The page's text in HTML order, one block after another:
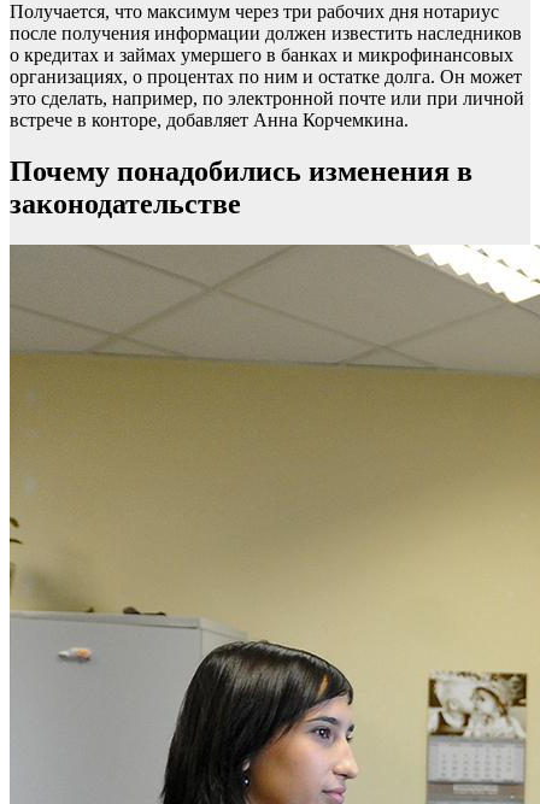
Получается, что максимум через три рабочих дня нотариус
после получения информации должен известить наследников
о кредитах и займах умершего в банках и микрофинансовых
организациях, о процентах по ним и остатке долга. Он может
это сделать, например, по электронной почте или при личной
встрече в конторе, добавляет Анна Корчемкина.
Почему понадобились изменения в
законодательстве